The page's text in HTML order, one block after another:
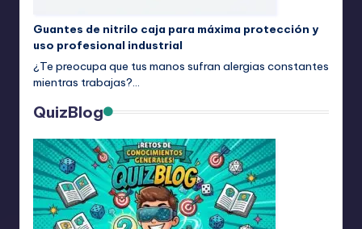
Guantes de nitrilo caja para máxima protección y
uso profesional industrial
¿Te preocupa que tus manos sufran alergias constantes
mientras trabajas?…
QuizBlog